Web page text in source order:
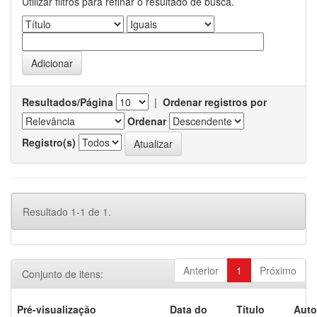
Resultados/Página | Ordenar registros por
Ordenar
Registro(s)
Resultado 1-1 de 1.
Anterior 1 Próximo
Conjunto de itens:
Pré-visualização
Data do
Título